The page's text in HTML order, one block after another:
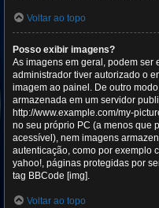
Voltar ao topo
Posso exibir imagens?
As imagens em geral, podem ser
administrador tiver autorizado o
imagem ao painel. De outro
armazenada em um servidor
http://www.example.com/my-
no seu próprio PC (a menos que
acessível), nem imagens
autenticação, como por exemplo
yahoo!, páginas protegidas por
tag BBCode [img].
Voltar ao topo